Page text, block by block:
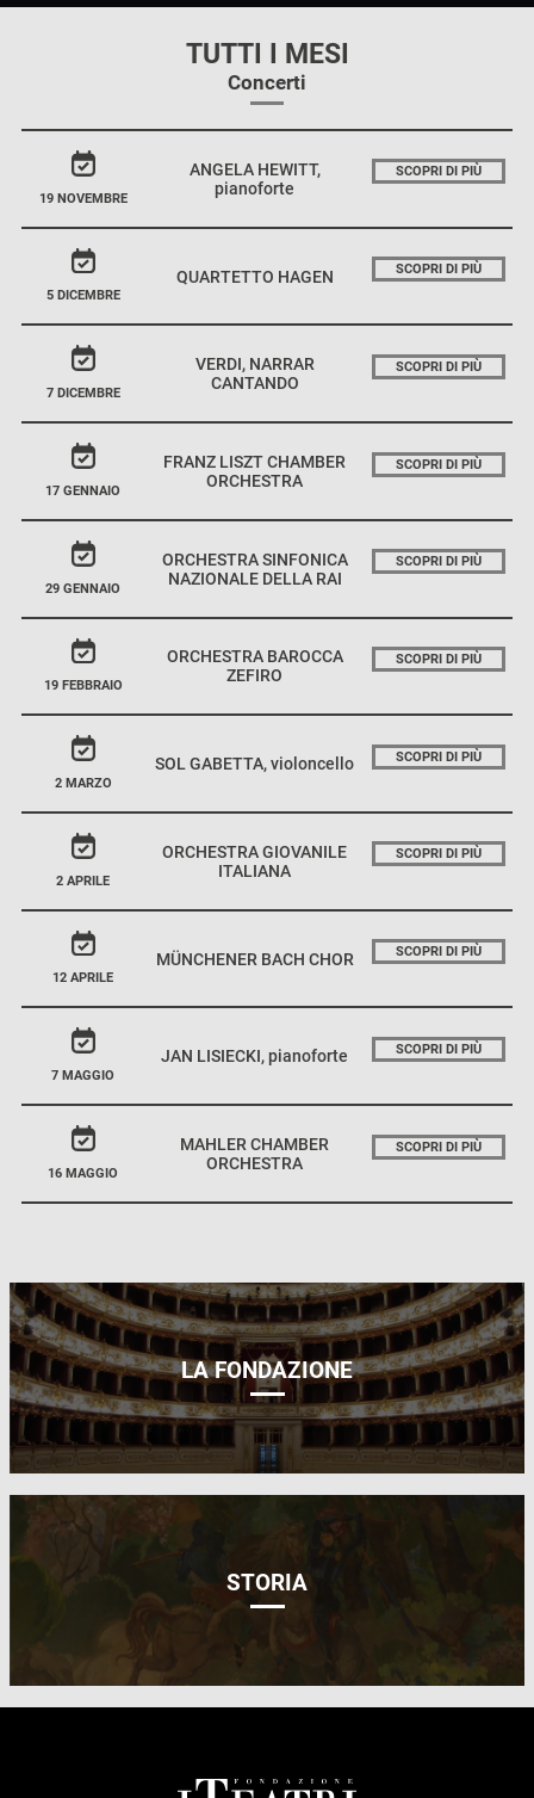
TUTTI I MESI
Concerti
19 NOVEMBRE
ANGELA HEWITT,
pianoforte
SCOPRI DI PIÙ
5 DICEMBRE
QUARTETTO HAGEN SCOPRI DI PIÙ
7 DICEMBRE
VERDI, NARRAR
CANTANDO
SCOPRI DI PIÙ
17 GENNAIO
FRANZ LISZT CHAMBER
ORCHESTRA
SCOPRI DI PIÙ
29 GENNAIO
ORCHESTRA SINFONICA
NAZIONALE DELLA RAI
SCOPRI DI PIÙ
19 FEBBRAIO
ORCHESTRA BAROCCA
ZEFIRO
SCOPRI DI PIÙ
2 MARZO
SOL GABETTA, violoncello SCOPRI DI PIÙ
2 APRILE
ORCHESTRA GIOVANILE
ITALIANA
SCOPRI DI PIÙ
12 APRILE
MÜNCHENER BACH CHOR SCOPRI DI PIÙ
7 MAGGIO
JAN LISIECKI, pianoforte SCOPRI DI PIÙ
16 MAGGIO
MAHLER CHAMBER
ORCHESTRA
SCOPRI DI PIÙ
LA FONDAZIONE
STORIA